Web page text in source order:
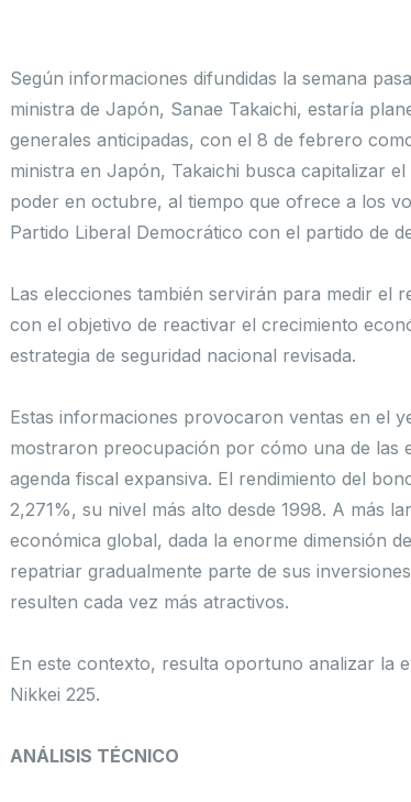
Según informaciones difundidas la semana
ministra de Japón, Sanae Takaichi, estaría
generales anticipadas, con el 8 de febrero
ministra en Japón, Takaichi busca capitalizar
poder en octubre, al tiempo que ofrece a los
Partido Liberal Democrático con el partido de
Las elecciones también servirán para medir el
con el objetivo de reactivar el crecimiento
estrategia de seguridad nacional revisada.
Estas informaciones provocaron ventas en el
mostraron preocupación por cómo una de las
agenda fiscal expansiva. El rendimiento del
2,271%, su nivel más alto desde 1998. A más
económica global, dada la enorme dimensión
repatriar gradualmente parte de sus
resulten cada vez más atractivos.
En este contexto, resulta oportuno analizar la
Nikkei 225.
ANÁLISIS TÉCNICO